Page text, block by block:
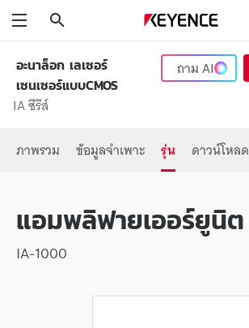
อะนาล็อก เลเซอร์
เซนเซอร์แบบCMOS
IA ซีรีส์
ถามAI
ภาพรวม ข้อมูลจำเพาะ รุ่น ดาวน์โหลด
แอมพลิฟายเออร์ยูนิต
IA-1000